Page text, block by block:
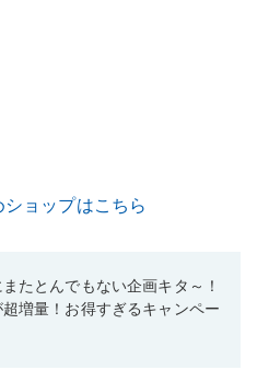
ショップはこちら
たとんでもない企画キタ～！
超増量！お得すぎるキャンペー